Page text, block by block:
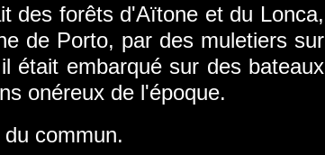
d'Aïtone et du Lonca,
de Porto, par des muletiers sur
était embarqué sur des bateaux
onéreux de l'époque.
commun.